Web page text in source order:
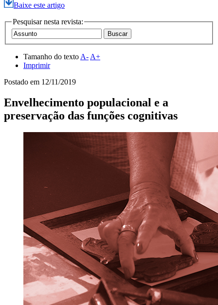
Baixe este artigo
Pesquisar nesta revista:
Tamanho do texto A- A+
Imprimir
Postado em 12/11/2019
Envelhecimento populacional e a
preservação das funções cognitivas